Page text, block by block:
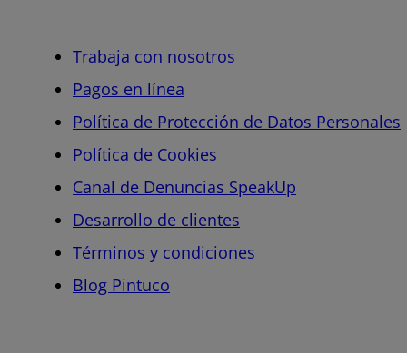
Trabaja con nosotros
Pagos en línea
Política de Protección de Datos Personales
Política de Cookies
Canal de Denuncias SpeakUp
Desarrollo de clientes
Términos y condiciones
Blog Pintuco